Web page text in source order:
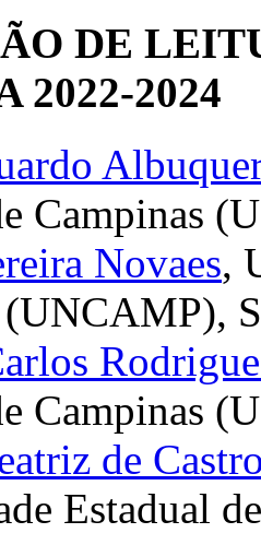
DE
2022-2024
Campinas
Novaes,
(UNCAMP),
Campinas
de
Estadual